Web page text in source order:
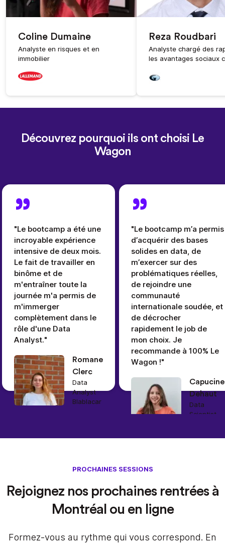
Coline Dumaine
Analyste en risques et en
immobilier
Reza Roudbari
Analyste chargé des
les avantages sociaux
Découvrez pourquoi ils ont choisi Le
Wagon
"Le bootcamp a été une
incroyable expérience
intensive de deux mois.
Le fait de travailler en
binôme et de
m'entraîner toute la
journée m'a permis de
m'immerger
complètement dans le
rôle d'une Data
Analyst."
Romane
Clerc
Data
Analyst
Blablacar
"Le bootcamp m’a permis
d’acquérir des bases
solides en data, de
m’exercer sur des
problématiques réelles,
de rejoindre une
communauté
internationale soudée, et
de décrocher
rapidement le job de
mon choix. Je
recommande à 100% Le
Wagon !"
Capucine
Dehaut
Data
Scientist
PROCHAINES SESSIONS
Rejoignez nos prochaines rentrées à
Montréal ou en ligne
Formez-vous au rythme qui vous correspond. En